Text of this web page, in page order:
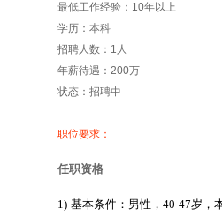
最低工作经验：10年以上
学历：本科
招聘人数：1人
年薪待遇：200万
状态：招聘中
职位要求：
任职资格
1) 基本条件：男性 ，40-47岁 ，